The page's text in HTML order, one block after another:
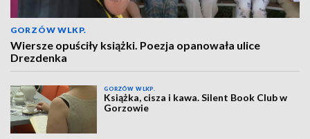
GORZÓW WLKP.
Wiersze opuściły książki. Poezja opanowała ulice
Drezdenka
GORZÓW WLKP.
Książka, cisza i kawa. Silent Book Club w
Gorzowie